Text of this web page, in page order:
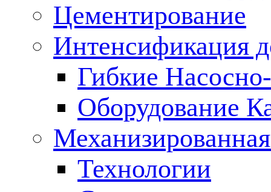
Цементирование
Интенсификация
Гибкие
Оборудование
Технологии